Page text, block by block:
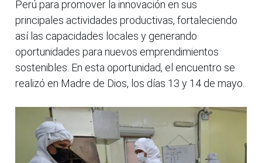
Perú para promover la innovación en sus
principales actividades productivas, fortaleciendo
así las capacidades locales y generando
oportunidades para nuevos emprendimientos
sostenibles. En esta oportunidad, el encuentro se
realizó en Madre de Dios, los días 13 y 14 de mayo.